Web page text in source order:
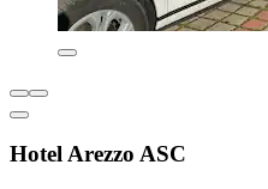
Hotel Arezzo ASC